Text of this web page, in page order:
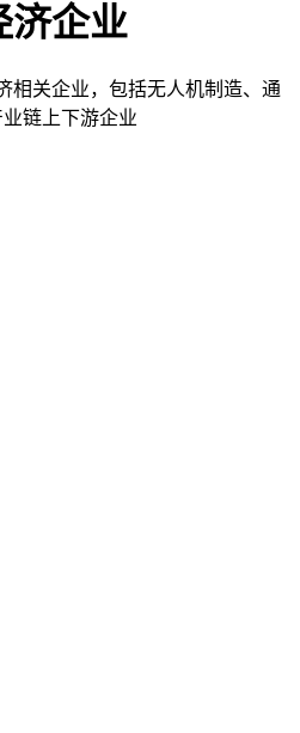
济企业
相关企业，包括无人机制造、通
链上下游企业